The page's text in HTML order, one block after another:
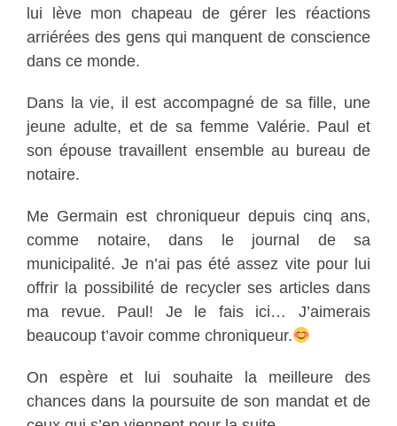
lui lève mon chapeau de gérer les réactions
arriérées des gens qui manquent de conscience
dans ce monde.
Dans la vie, il est accompagné de sa fille, une
jeune adulte, et de sa femme Valérie. Paul et
son épouse travaillent ensemble au bureau de
notaire.
Me Germain est chroniqueur depuis cinq ans,
comme notaire, dans le journal de sa
municipalité. Je n’ai pas été assez vite pour lui
offrir la possibilité de recycler ses articles dans
ma revue. Paul! Je le fais ici… J’aimerais
beaucoup t’avoir comme chroniqueur.
On espère et lui souhaite la meilleure des
chances dans la poursuite de son mandat et de